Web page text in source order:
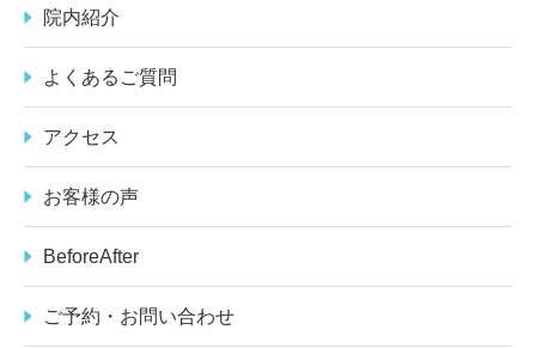
院内紹介
よくあるご質問
アクセス
お客様の声
BeforeAfter
ご予約・お問い合わせ